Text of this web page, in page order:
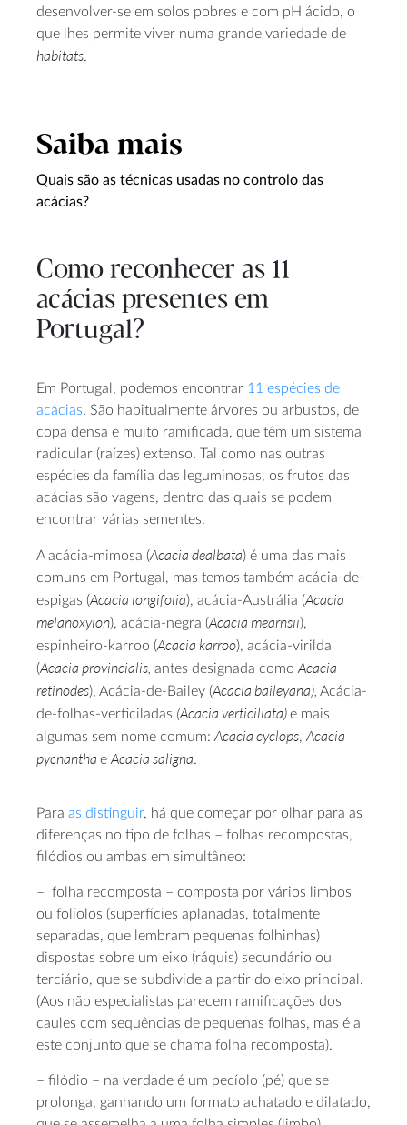
desenvolver-se em solos pobres e com pH ácido, o
que lhes permite viver numa grande variedade de
habitats.
Saiba mais
Quais são as técnicas usadas no controlo das
acácias?
Como reconhecer as 11
acácias presentes em
Portugal?
Em Portugal, podemos encontrar 11 espécies de
acácias. São habitualmente árvores ou arbustos, de
copa densa e muito ramificada, que têm um sistema
radicular (raízes) extenso. Tal como nas outras
espécies da família das leguminosas, os frutos das
acácias são vagens, dentro das quais se podem
encontrar várias sementes.
A acácia-mimosa (Acacia dealbata) é uma das mais
comuns em Portugal, mas temos também acácia-de-
espigas (Acacia longifolia), acácia-Austrália (Acacia
melanoxylon), acácia-negra (Acacia mearnsii),
espinheiro-karroo (Acacia karroo), acácia-virilda
(Acacia provincialis, antes designada comoAcacia
retinodes), Acácia-de-Bailey (Acacia baileyana), Acácia-
de-folhas-verticiladas (Acacia verticillata)e mais
algumas sem nome comum:Acacia cyclops,Acacia
pycnantha eAcacia saligna.
Para as distinguir, há que começar por olhar para as
diferenças no tipo de folhas – folhas recompostas,
filódios ou ambas em simultâneo:
– folha recomposta – composta por vários limbos
ou folíolos (superfícies aplanadas, totalmente
separadas, que lembram pequenas folhinhas)
dispostas sobre um eixo (ráquis) secundário ou
terciário, que se subdivide a partir do eixo principal.
(Aos não especialistas parecem ramificações dos
caules com sequências de pequenas folhas, mas é a
este conjunto que se chama folha recomposta).
– filódio – na verdade é um pecíolo (pé) que se
prolonga, ganhando um formato achatado e dilatado,